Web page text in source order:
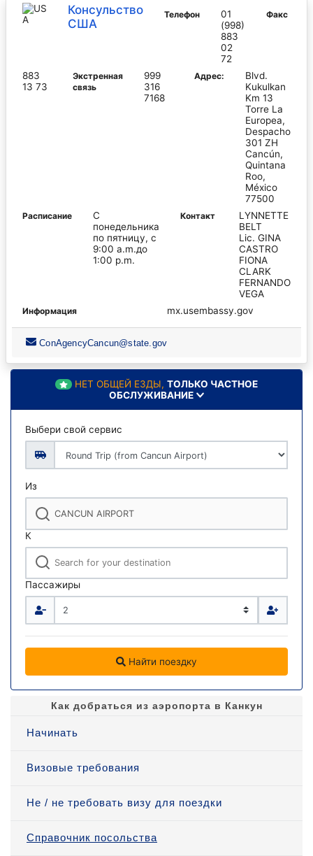
Консульство
США
Телефон
01
(998)
883
02
72
Факс
883
13 73
Экстренная
связь
999
316
7168
Адрес:
Blvd.
Kukulkan
Km 13
Torre La
Europea,
Despacho
301 ZH
Cancún,
Quintana
Roo,
México
77500
Pасписание
С
понедельника
по пятницу, с
9:00 a.m.до
1:00 p.m.
Контакт
LYNNETTE
BELT
Lic. GINA
CASTRO
FIONA
CLARK
FERNANDO
VEGA
Информация mx.usembassy.gov
ConAgencyCancun@state.gov
НЕТ ОБЩЕЙ ЕЗДЫ, ТОЛЬКО ЧАСТНОЕ
ОБСЛУЖИВАНИЕ
Выбери свой сервис
Из
К
Пассажиры
Найти поездку
Как добраться из аэропорта в Канкун
Начинать
Визовые требования
Не / не требовать визу для поездки
Справочник посольства